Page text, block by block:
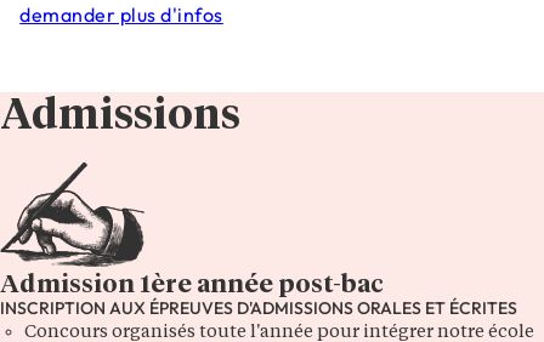
demander plus d'infos
Admissions
Admission 1ère année post-bac
INSCRIPTION AUX ÉPREUVES D'ADMISSIONS ORALES ET ÉCRITES
Concours organisés toute l'année pour intégrer notre école